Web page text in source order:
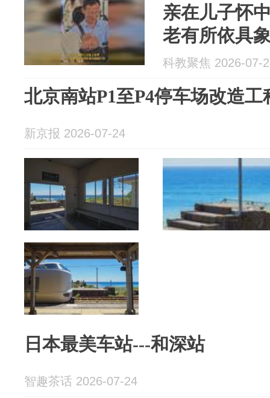
亲在儿子怀
老有所依具
科教聚焦 2026-07-
北京南站P1至P4停车场改造工
新京报 2026-07-24
日本最美车站---和深站
智趣茶话 2026-07-24